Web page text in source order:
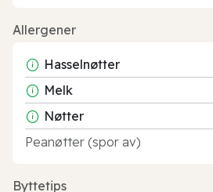
Allergener
Hasselnøtter
Melk
Nøtter
Peanøtter (spor av)
Byttetips